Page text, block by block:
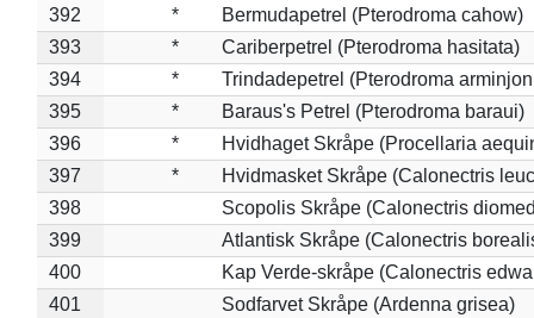
392
*
Bermudapetrel (Pterodroma cahow)
393
*
Cariberpetrel (Pterodroma hasitata)
394
*
Trindadepetrel (Pterodroma
395
*
Baraus's Petrel (Pterodroma baraui)
396
*
Hvidhaget Skråpe (Procellaria
397
*
Hvidmasket Skråpe (Calonectris
398
Scopolis Skråpe (Calonectris
399
Atlantisk Skråpe (Calonectris
400
Kap Verde-skråpe (Calonectris
401
Sodfarvet Skråpe (Ardenna grisea)